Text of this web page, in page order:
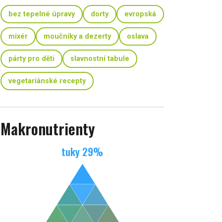
bez tepelné úpravy dorty evropská
mixér moučníky a dezerty oslava
párty pro děti slavnostní tabule
vegetariánské recepty
Makronutrienty
tuky 29%